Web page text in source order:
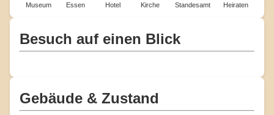
Museum Essen Hotel Kirche Standesamt Heiraten
Besuch auf einen Blick
Gebäude & Zustand